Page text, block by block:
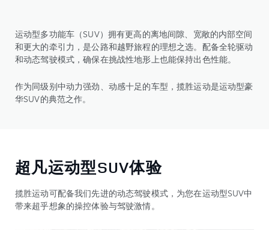
运动型多功能车（SUV）拥有更高的离地间隙、宽敞的内部空间
和更大的牵引力，是公路和越野旅程的理想之选。配备全轮驱动
和动态驾驶模式，确保在挑战性地形上也能保持出色性能。
作为同级别中动力强劲、动感十足的车型，揽胜运动是运动型豪
华SUV的典范之作。
超凡运动型SUV体验
揽胜运动可配备我们先进的动态驾驶模式，为您在运动型SUV中
带来超乎想象的操控体验与驾驶激情。